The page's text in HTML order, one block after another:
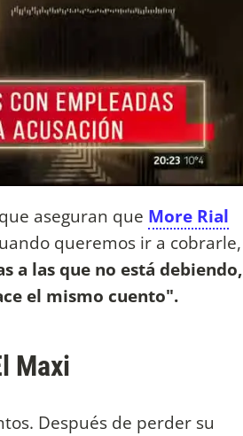
aseguran que More Rial
queremos ir a cobrarle,
a las que no está debiendo,
el mismo cuento".
Maxi
Después de perder su